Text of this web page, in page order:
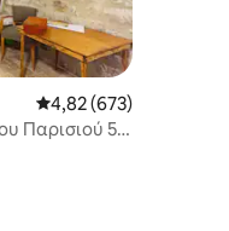
Μέση βαθμολογία:
4,82 (673)
Παρισιού 5